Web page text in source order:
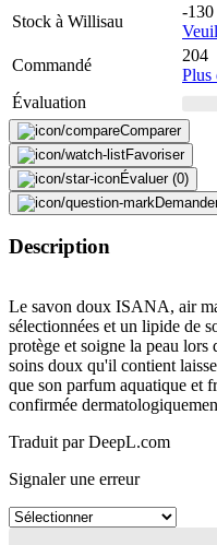
Stock à Willisau
-130
Commandé
204
Plus
Évaluation
Comparer
Favoriser
Évaluer (0)
Description
Le savon doux ISANA, air
sélectionnées et un lipide de
protège et soigne la peau
soins doux qu'il contient
que son parfum aquatique et
confirmée
Traduit par DeepL.com
Signaler une erreur